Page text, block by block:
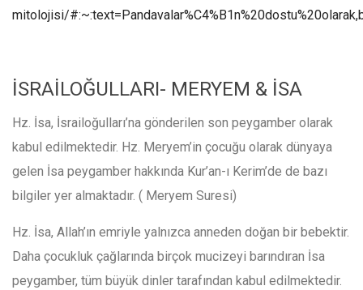
mitolojisi/
İSRAİLOĞULLARI- MERYEM & İSA
Hz. İsa, İsrailoğulları’na gönderilen son peygamber olarak
kabul edilmektedir. Hz. Meryem’in çocuğu olarak dünyaya
gelen İsa peygamber hakkında Kur’an-ı Kerim’de de bazı
bilgiler yer almaktadır. ( Meryem Suresi)
Hz. İsa, Allah’ın emriyle yalnızca anneden doğan bir bebektir.
Daha çocukluk çağlarında birçok mucizeyi barındıran İsa
peygamber, tüm büyük dinler tarafından kabul edilmektedir.